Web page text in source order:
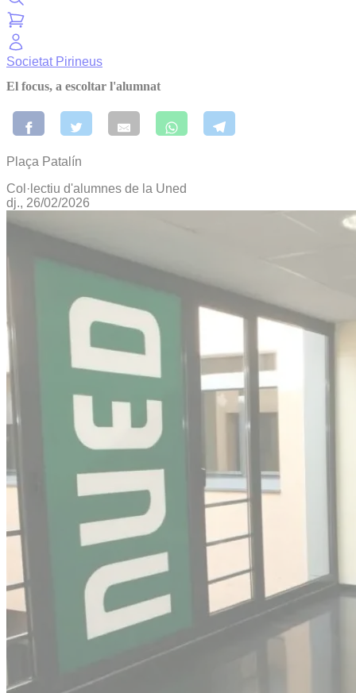
Societat Pirineus
El focus, a escoltar l'alumnat
Plaça Patalín
Col·lectiu d'alumnes de la Uned
dj., 26/02/2026